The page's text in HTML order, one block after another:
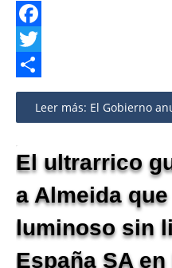
Facebook
Twitter
Share
Leer más: El Gobierno
El ultrarrico
a Almeida
luminoso sin
España SA